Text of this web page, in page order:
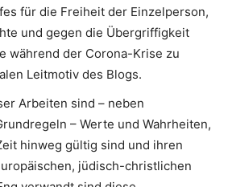
für die Freiheit der Einzelperson,
und gegen die Übergriffigkeit
während der Corona-Krise zu
Leitmotiv des Blogs.
Arbeiten sind – neben
– Werte und Wahrheiten,
hinweg gültig sind und ihren
jüdisch-christlichen